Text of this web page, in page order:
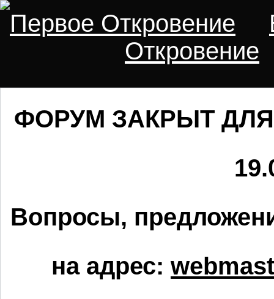
Первое Откровение
Откровение
ФОРУМ ЗАКРЫТ
Вопросы,
на адрес: